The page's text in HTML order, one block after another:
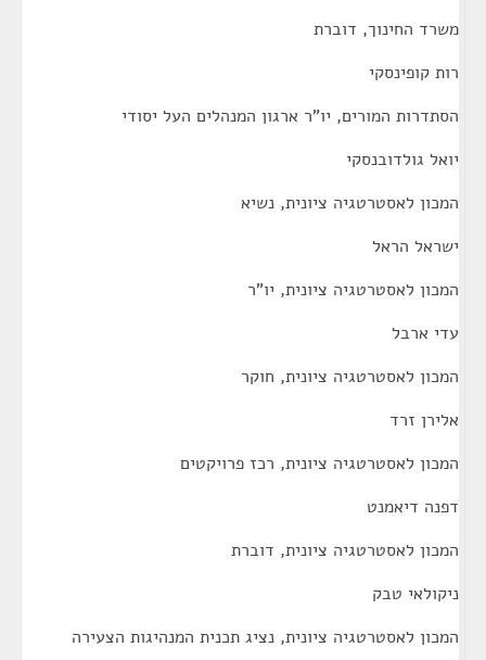
משרד החינוך, דוברת
רות קופינסקי
הסתדרות המורים, יו"ר ארגון המנהלים העל יסודי
יואל גולדובנסקי
המכון לאסטרטגיה ציונית, נשיא
ישראל הראל
המכון לאסטרטגיה ציונית, יו"ר
עדי ארבל
המכון לאסטרטגיה ציונית, חוקר
אלירן זרד
המכון לאסטרטגיה ציונית, רכז פרויקטים
דפנה דיאמנט
המכון לאסטרטגיה ציונית, דוברת
ניקולאי טבק
המכון לאסטרטגיה ציונית, נציג תכנית המנהיגות הצעירה